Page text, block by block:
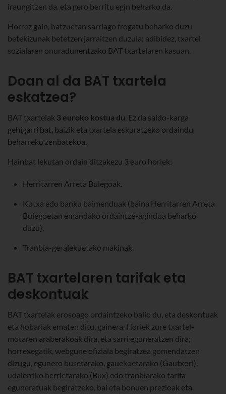
iraungitzen da, eta gero berritu egin beharko da.
Horrez gain, batzuetan sarriago frogatu beharko duzu
betekizunak betetzen jarraitzen duzula; adibidez, txartel
sozialaren onuradunentzako BAT txartelaren kasuan.
Doan al da BAT txartela
eskatzea?
BAT txartelak 3 euroko kostua du. Ez da saldo-karga
gehigarri bat, baizik eta txartela eskuratzeko ordaindu
beharreko zenbatekoa.
Hainbat lekutan ordain ditzakezu 3 euro horiek:
Herritarren Arreta Bulegoak.
Kutxa edo banku baimenduak (baina Herritarren Arreta
Bulegoetan emandako ordaintze-agindua beharko
duzu).
Tranbia-geralekuetako makinak.
BAT txartelaren tarifak eta
deskontuak
BAT txartelak erosoago ordaintzeko balio du, eta deskontuak
eta hobariak ematen ditu, gainera. Horiek zure txartel-
motaren araberakoak dira, eta sarri eguneratzen dira;
horrexegatik, webgune ofiziala begiratzea gomendatzen
dizugu, egunero busetarako, gauekoetarako (Gautxori),
udalerriko herrietarako (Bux) edo tranbiarako tarifa
eguneratuak begiratzeko, bai eta bonuen prezioak eta